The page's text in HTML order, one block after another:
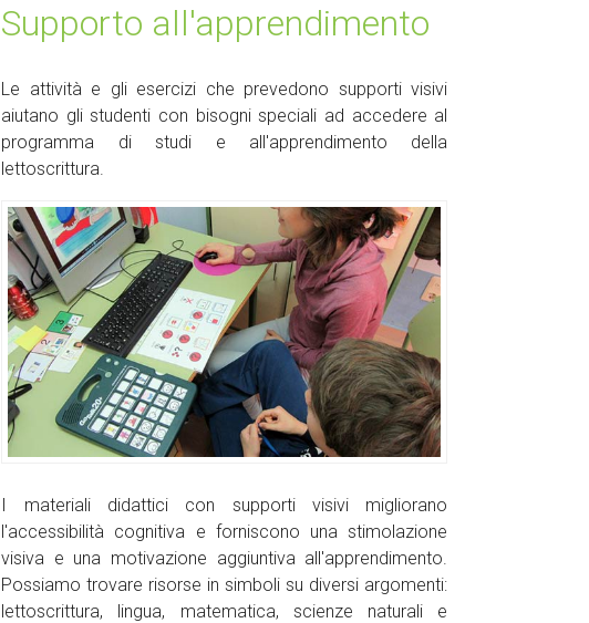
Supporto all'apprendimento
Le attività e gli esercizi che prevedono supporti visivi
aiutano gli studenti con bisogni speciali ad accedere al
programma di studi e all'apprendimento della
lettoscrittura.
I materiali didattici con supporti visivi migliorano
l'accessibilità cognitiva e forniscono una stimolazione
visiva e una motivazione aggiuntiva all'apprendimento.
Possiamo trovare risorse in simboli su diversi argomenti:
lettoscrittura, lingua, matematica, scienze naturali e